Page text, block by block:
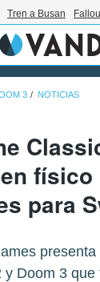
Tren a Busan
3 NOTICIAS
para
y Doom 3